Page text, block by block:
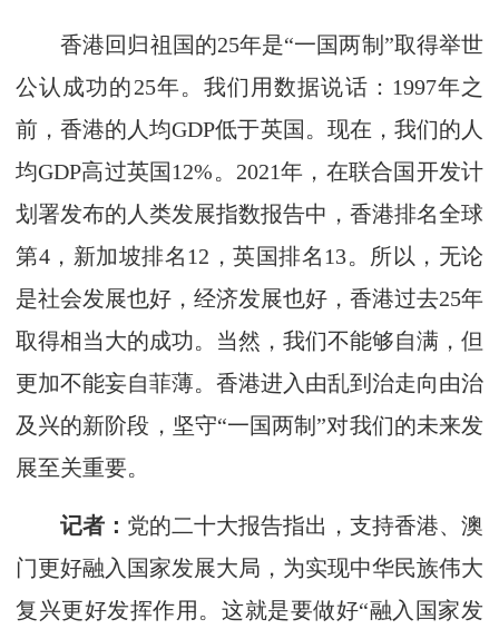
香港回归祖国的25年是“一国两制”取得举世
公认成功的25年。我们用数据说话：1997年之
前，香港的人均GDP低于英国。现在，我们的人
均GDP高过英国12%。2021年，在联合国开发计
划署发布的人类发展指数报告中，香港排名全球
第4，新加坡排名12，英国排名13。所以，无论
是社会发展也好，经济发展也好，香港过去25年
取得相当大的成功。当然，我们不能够自满，但
更加不能妄自菲薄。香港进入由乱到治走向由治
及兴的新阶段，坚守“一国两制”对我们的未来发
展至关重要。
记者： 党的二十大报告指出，支持香港、澳
门更好融入国家发展大局，为实现中华民族伟大
复兴更好发挥作用。这就是要做好“融入国家发